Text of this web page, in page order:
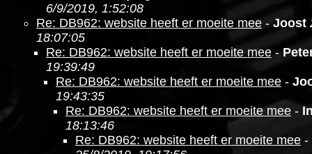
6/9/2019, 1:52:08
Re: DB962: website heeft er moeite mee - Joost
18:07:05
Re: DB962: website heeft er moeite mee -
19:39:49
Re: DB962: website heeft er moeite mee -
19:43:35
Re: DB962: website heeft er moeite mee -
18:13:46
Re: DB962: website heeft er moeite mee -